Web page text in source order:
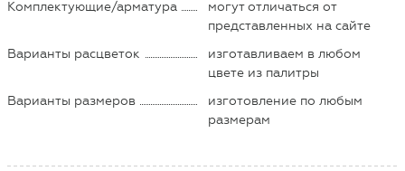
Комплектующие/арматура
могут отличаться от
представленных на сайте
Варианты расцветок
изготавливаем в любом
цвете из палитры
Варианты размеров
изготовление по любым
размерам